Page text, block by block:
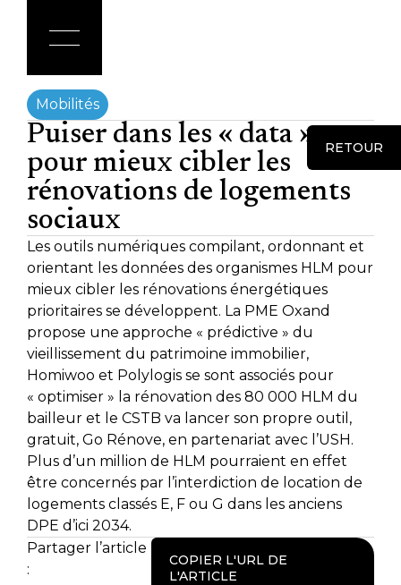
Mobilités
RETOUR
Puiser dans les « data »
pour mieux cibler les
rénovations de logements
sociaux
Les outils numériques compilant, ordonnant et
orientant les données des organismes HLM pour
mieux cibler les rénovations énergétiques
prioritaires se développent. La PME Oxand
propose une approche « prédictive » du
vieillissement du patrimoine immobilier,
Homiwoo et Polylogis se sont associés pour
« optimiser » la rénovation des 80 000 HLM du
bailleur et le CSTB va lancer son propre outil,
gratuit, Go Rénove, en partenariat avec l’USH.
Plus d’un million de HLM pourraient en effet
être concernés par l’interdiction de location de
logements classés E, F ou G dans les anciens
DPE d’ici 2034.
Partager l’article
:
COPIER L'URL DE
L'ARTICLE